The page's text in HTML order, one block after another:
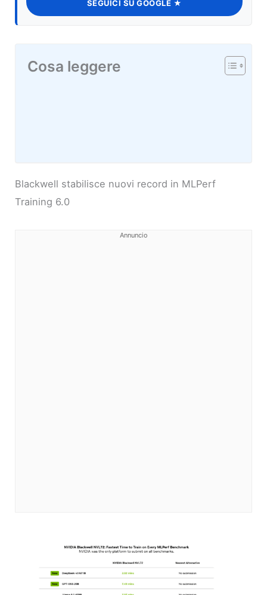
SEGUICI SU GOOGLE ★
Cosa leggere
Blackwell stabilisce nuovi record in MLPerf
Training 6.0
Annuncio